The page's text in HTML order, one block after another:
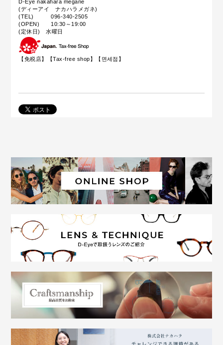
D-Eye nakahara megane
(ディーアイ ナカハラメガネ)
(TEL) 096-340-2505
(OPEN) 10:30～19:00
(定休日) 水曜日
【免税店】【Tax-free shop】【면세점】